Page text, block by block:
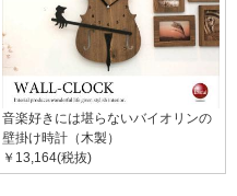
音楽好きには堪らないバイオリンの
壁掛け時計（木製）
￥13,164(税抜)